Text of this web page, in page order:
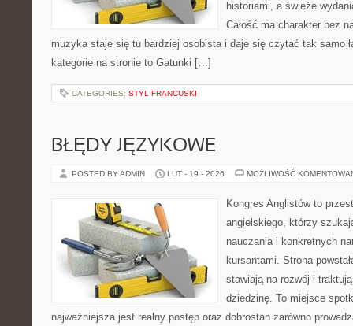
historiami, a świeże
Całość ma charakter bez
muzyka staje się tu bardziej osobista i daje się czytać tak samo
kategorie na stronie to Gatunki […]
CATEGORIES: STYL FRANCUSKI
BŁĘDY JĘZYKOWE
POSTED BY ADMIN LUT - 19 - 2026 MOŻLIWOŚĆ
Kongres Anglistów to
angielskiego, którzy
nauczania i konkretnych
kursantami. Strona
stawiają na rozwój i
dziedzinę. To miejsce
najważniejsza jest realny postęp oraz dobrostan zarówno